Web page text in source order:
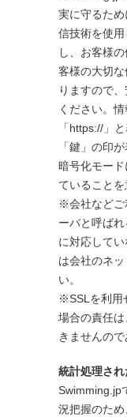
実に守るた
信技術を使
し、お客様
客様の大切
りますので
ください。
「https://」
「鍵」の印
暗号化モー
ていることを
※会社などご
ーバと呼ば
に対応して
は会社のネ
い。
※SSLを利用
場合の責任
きませんの
統計処理さ
Swimming.jp
況把握のた